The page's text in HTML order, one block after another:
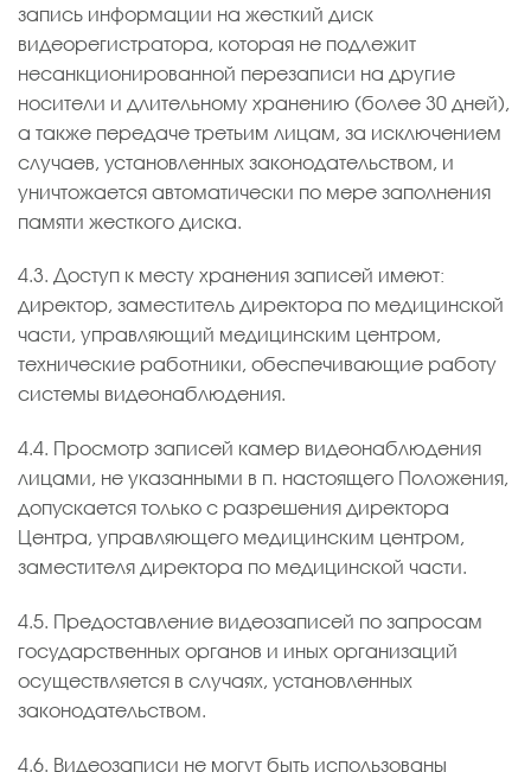
запись информации на жесткий диск
видеорегистратора, которая не подлежит
несанкционированной перезаписи на другие
носители и длительному хранению (более 30 дней),
а также передаче третьим лицам, за исключением
случаев, установленных законодательством, и
уничтожается автоматически по мере заполнения
памяти жесткого диска.
4.3. Доступ к месту хранения записей имеют:
директор, заместитель директора по медицинской
части, управляющий медицинским центром,
технические работники, обеспечивающие работу
системы видеонаблюдения.
4.4. Просмотр записей камер видеонаблюдения
лицами, не указанными в п. настоящего Положения,
допускается только с разрешения директора
Центра, управляющего медицинским центром,
заместителя директора по медицинской части.
4.5. Предоставление видеозаписей по запросам
государственных органов и иных организаций
осуществляется в случаях, установленных
законодательством.
4.6. Видеозаписи не могут быть использованы